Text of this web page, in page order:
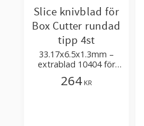
Slice knivblad för
Box Cutter rundad
tipp 4st
33.17x6.5x1.3mm –
extrablad 10404 för
Slice kartongknivar,
pennknivar och mini-
264 KR